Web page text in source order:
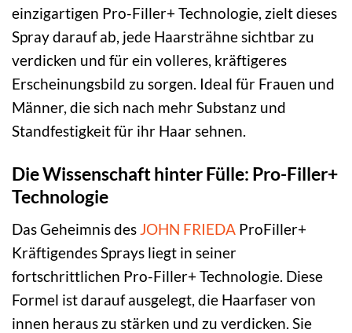
einzigartigen Pro-Filler+ Technologie, zielt dieses
Spray darauf ab, jede Haarsträhne sichtbar zu
verdicken und für ein volleres, kräftigeres
Erscheinungsbild zu sorgen. Ideal für Frauen und
Männer, die sich nach mehr Substanz und
Standfestigkeit für ihr Haar sehnen.
Die Wissenschaft hinter Fülle: Pro-Filler+
Technologie
Das Geheimnis des JOHN FRIEDA ProFiller+
Kräftigendes Sprays liegt in seiner
fortschrittlichen Pro-Filler+ Technologie. Diese
Formel ist darauf ausgelegt, die Haarfaser von
innen heraus zu stärken und zu verdicken. Sie